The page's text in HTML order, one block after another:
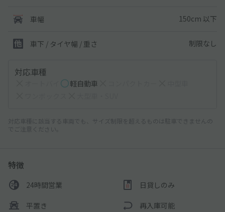
車幅 150cm 以下
車下 / タイヤ幅 / 重さ 制限なし
対応車種
軽自動車
対応車種に該当する車両でも、サイズ制限を超えるものは駐車できませんの
でご注意ください。
特徴
24時間営業 日貸しのみ
平置き 再入庫可能